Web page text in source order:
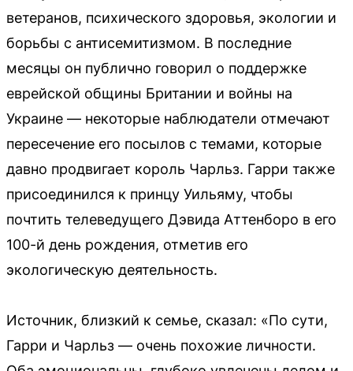
ветеранов, психического здоровья, экологии и
борьбы с антисемитизмом. В последние
месяцы он публично говорил о поддержке
еврейской общины Британии и войны на
Украине — некоторые наблюдатели отмечают
пересечение его посылов с темами, которые
давно продвигает король Чарльз. Гарри также
присоединился к принцу Уильяму, чтобы
почтить телеведущего Дэвида Аттенборо в его
100-й день рождения, отметив его
экологическую деятельность.
Источник, близкий к семье, сказал: «По сути,
Гарри и Чарльз — очень похожие личности.